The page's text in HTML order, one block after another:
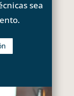
sea